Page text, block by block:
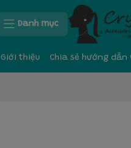
Danh mục
Giới thiệu